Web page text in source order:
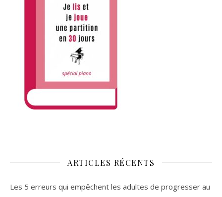
ARTICLES RÉCENTS
Les 5 erreurs qui empêchent les adultes de progresser au